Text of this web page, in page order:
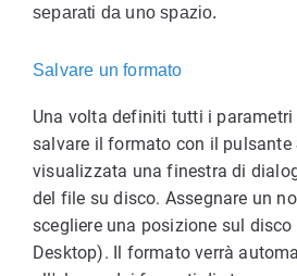
separati da uno spazio.
Salvare un formato
Una volta definiti tutti i parametri
salvare il formato con il pulsante
visualizzata una finestra di
del file su disco. Assegnare un
scegliere una posizione sul disco
Desktop). Il formato verrà